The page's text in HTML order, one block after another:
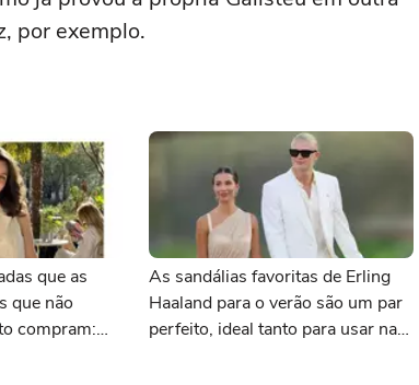
por exemplo.
que as
que não
compram:
As sandálias favoritas de Erling
Haaland para o verão são um par
perfeito, ideal tanto para usar na